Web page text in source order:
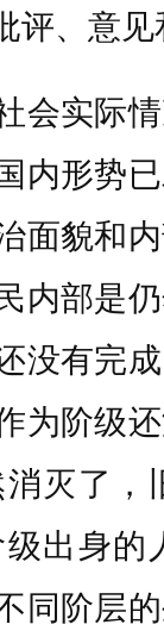
评、意
实际情
内形势
面貌和
内部是
没有完
为阶级
灭了，
出身的
同阶层